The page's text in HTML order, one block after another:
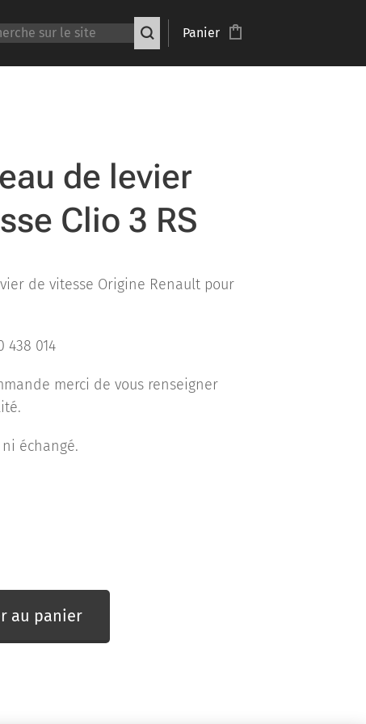
Panier
de levier
Clio 3 RS
de vitesse Origine Renault pour
438 014
merci de vous renseigner
échangé.
au panier